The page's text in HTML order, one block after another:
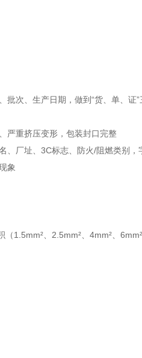
次、生产日期，做到“货、单、证”
严重挤压变形，包装封口完整
、厂址、3C标志、防火/阻燃类别，
象
1.5mm²、2.5mm²、4mm²、